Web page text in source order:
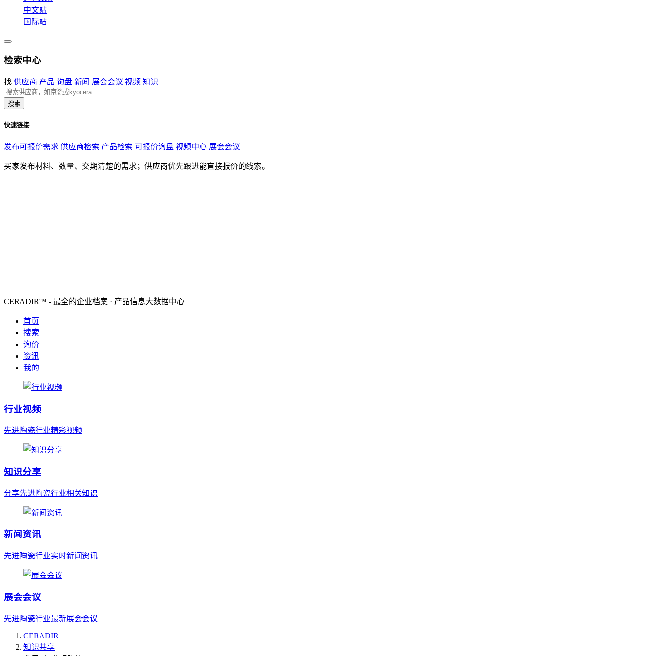
中文站
国际站
检索中心
找 供应商 产品 询盘 新闻 展会会议 视频 知识
搜索
快速链接
发布可报价需求 供应商检索 产品检索 可报价询盘 视频中心 展会会议
买家发布材料、数量、交期清楚的需求；供应商优先跟进能直接报价的线索。
CERADIR™ - 最全的企业档案 · 产品信息大数据中心
首页
搜索
询价
资讯
我的
行业视频
先进陶瓷行业精彩视频
知识分享
分享先进陶瓷行业相关知识
新闻资讯
先进陶瓷行业实时新闻资讯
展会会议
先进陶瓷行业最新展会会议
CERADIR
知识共享